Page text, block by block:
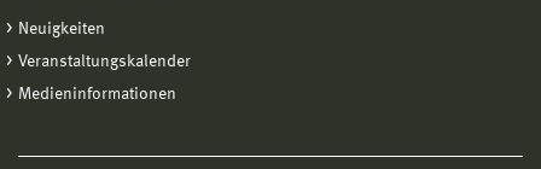
Neuigkeiten
Veranstaltungskalender
Medieninformationen